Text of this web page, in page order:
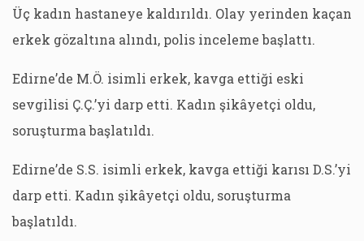
Üç kadın hastaneye kaldırıldı. Olay yerinden kaçan
erkek gözaltına alındı, polis inceleme başlattı.
Edirne’de M.Ö. isimli erkek, kavga ettiği eski
sevgilisi Ç.Ç.’yi darp etti. Kadın şikâyetçi oldu,
soruşturma başlatıldı.
Edirne’de S.S. isimli erkek, kavga ettiği karısı D.S.’yi
darp etti. Kadın şikâyetçi oldu, soruşturma
başlatıldı.